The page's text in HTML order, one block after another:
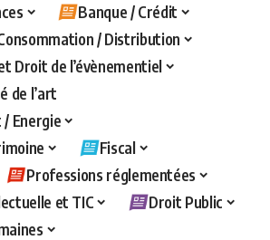
Banque / Crédit
/ Distribution
Droit de l’évènementiel
de l’art
Energie
Fiscal
Professions réglementées
et TIC
Droit Public